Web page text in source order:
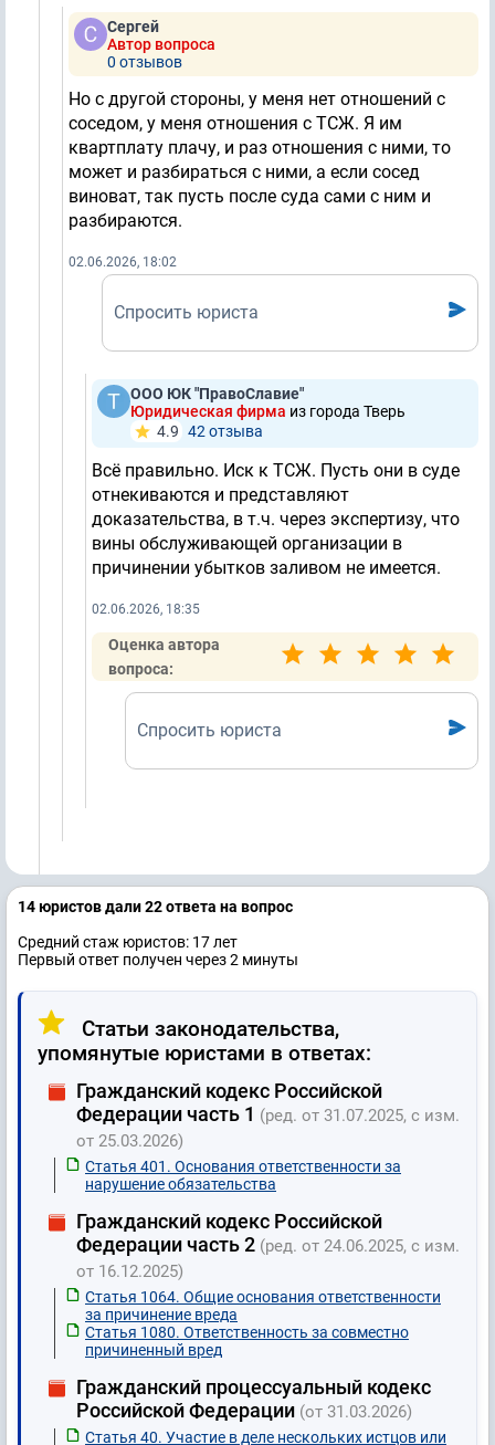
Сергей
Автор вопроса
0 отзывов
Но с другой стороны, у меня нет отношений с
соседом, у меня отношения с ТСЖ. Я им
квартплату плачу, и раз отношения с ними, то
может и разбираться с ними, а если сосед
виноват, так пусть после суда сами с ним и
разбираются.
02.06.2026, 18:02
Спросить юриста
ООО ЮК "ПравоСлавие"
Юридическая фирма из города Тверь
4.9 42 отзывa
Всё правильно. Иск к ТСЖ. Пусть они в суде
отнекиваются и представляют
доказательства, в т.ч. через экспертизу, что
вины обслуживающей организации в
причинении убытков заливом не имеется.
02.06.2026, 18:35
Оценка автора
вопроса:
Спросить юриста
14 юристов дали 22 ответa на вопрос
Средний стаж юристов: 17 лет
Первый ответ получен через 2 минуты
Статьи законодательства,
упомянутые юристами в ответах:
Гражданский кодекс Российской
Федерации часть 1 (ред. от 31.07.2025, с изм.
от 25.03.2026)
Статья 401. Основания ответственности за
нарушение обязательства
Гражданский кодекс Российской
Федерации часть 2 (ред. от 24.06.2025, с изм.
от 16.12.2025)
Статья 1064. Общие основания ответственности
за причинение вреда
Статья 1080. Ответственность за совместно
причиненный вред
Гражданский процессуальный кодекс
Российской Федерации (от 31.03.2026)
Статья 40. Участие в деле нескольких истцов или